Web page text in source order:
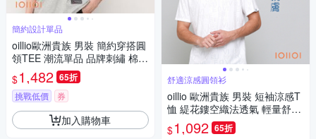
簡約設計單品
oillio歐洲貴族 男裝 簡約穿搭圓
領TEE 潮流單品 品牌刺繡 棉彈
力 灰色 法國品牌
$1,482 65折
挑戰低價 券
加入購物車
舒適涼感圓領衫
oillio 歐洲貴族 男裝 短袖涼感T
恤 緹花鏤空織法透氣 輕量舒適
超柔圓領衫 防皺 白色 法國品牌
$1,092 65折